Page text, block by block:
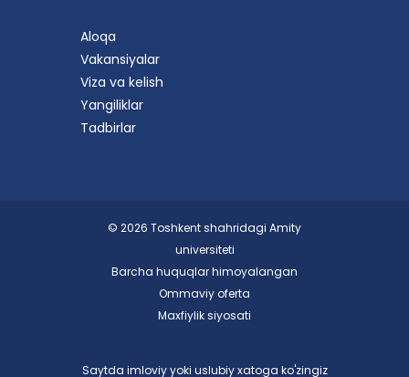
Aloqa
Vakansiyalar
Viza va kelish
Yangiliklar
Tadbirlar
© 2026 Toshkent shahridagi Amity
universiteti
Barcha huquqlar himoyalangan
Ommaviy oferta
Maxfiylik siyosati
Saytda imloviy yoki uslubiy xatoga ko'zingiz